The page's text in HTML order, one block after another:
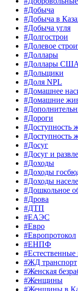
#Добыча
#Добыча в
#Добыча угля
#Долгострои
#Долевое
#Доллары
#Доллары США
#Дольщики
#Доля NPL
#Домашнее
#Домашние
#Дороги
#Доступность
#Доступность
#Досуг
#Досуг и
#Доходы
#Доходы
#Доходы
#Дошкольное
#Дрова
#ДТП
#ЕАЭС
#Евро
#Европротокол
#ЕНПФ
#ЖД транспорт
#Женская
#Женщины
#Женщины в